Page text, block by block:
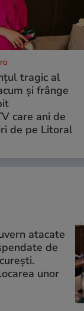
tragic al
și frânge
care ani de
de pe Litoral
atacate
de
unor